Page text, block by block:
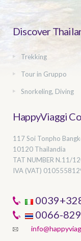
Discover
Trekking
Tour in Gruppo
Snorkeling, Diving
HappyViaggi
117 Soi Tonpho
10120 Thailandia
TAT NUMBER N.11/
IVA (VAT)
0066-